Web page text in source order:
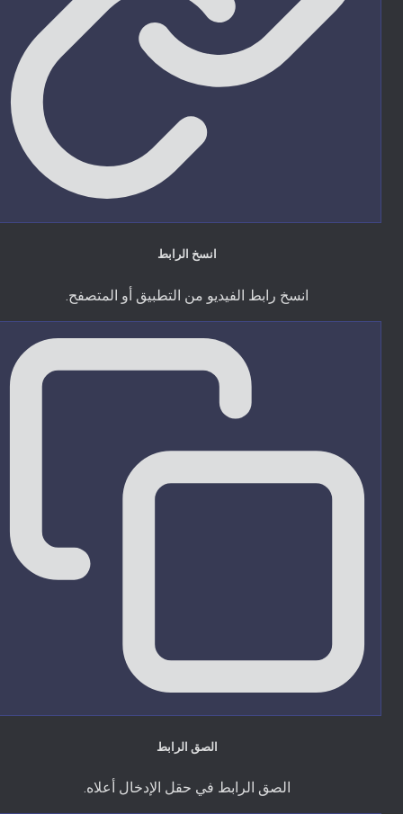
انسخ الرابط
انسخ رابط الفيديو من التطبيق أو المتصفح.
الصق الرابط
الصق الرابط في حقل الإدخال أعلاه.